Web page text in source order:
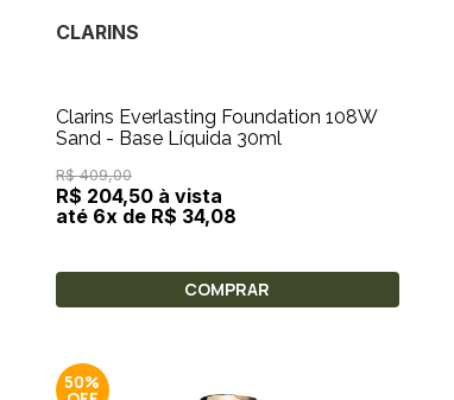
CLARINS
Clarins Everlasting Foundation 108W
Sand - Base Líquida 30ml
R$ 409,00
R$ 204,50 à vista
até 6x de R$ 34,08
COMPRAR
50%